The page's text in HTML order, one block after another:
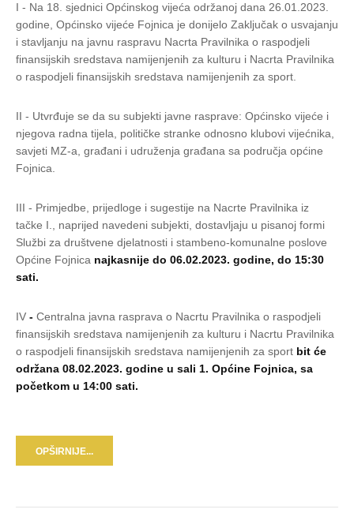
I - Na 18. sjednici Općinskog vijeća održanoj dana 26.01.2023.
godine, Općinsko vijeće Fojnica je donijelo Zaključak o usvajanju
i stavljanju na javnu raspravu Nacrta Pravilnika o raspodjeli
finansijskih sredstava namijenjenih za kulturu i Nacrta Pravilnika
o raspodjeli finansijskih sredstava namijenjenih za sport.
II - Utvrđuje se da su subjekti javne rasprave: Općinsko vijeće i
njegova radna tijela, političke stranke odnosno klubovi vijećnika,
savjeti MZ-a, građani i udruženja građana sa područja općine
Fojnica.
III - Primjedbe, prijedloge i sugestije na Nacrte Pravilnika iz
tačke I., naprijed navedeni subjekti, dostavljaju u pisanoj formi
Službi za društvene djelatnosti i stambeno-komunalne poslove
Općine Fojnica najkasnije do 06.02.2023. godine, do 15:30
sati.
IV - Centralna javna rasprava o Nacrtu Pravilnika o raspodjeli
finansijskih sredstava namijenjenih za kulturu i Nacrtu Pravilnika
o raspodjeli finansijskih sredstava namijenjenih za sport bit će
održana 08.02.2023. godine u sali 1. Općine Fojnica, sa
početkom u 14:00 sati.
OPŠIRNIJE...